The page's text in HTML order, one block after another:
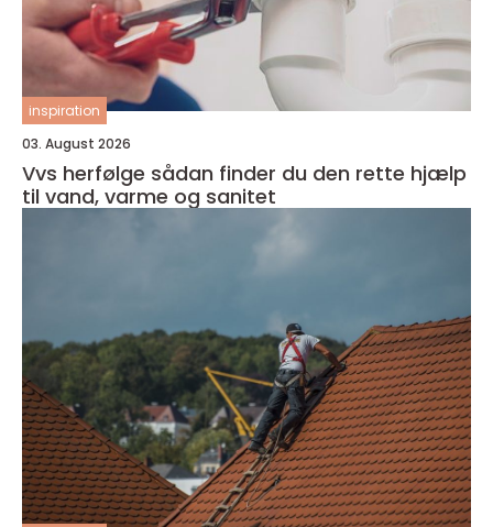
inspiration
03. August 2026
Vvs herfølge sådan finder du den rette hjælp
til vand, varme og sanitet